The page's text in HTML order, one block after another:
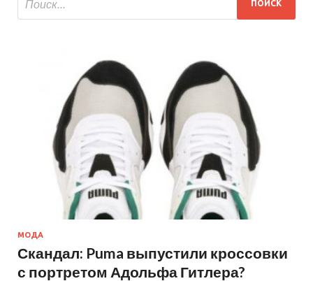
МОДА
Скандал: Puma выпустили кроссовки
с портретом Адольфа Гитлера?